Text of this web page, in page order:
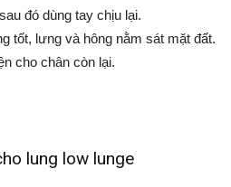
đó dùng tay chịu lại.
tốt, lưng và hông nằm sát mặt đất.
cho chân còn lại.